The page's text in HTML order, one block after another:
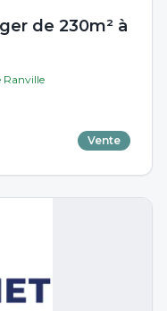
de 230m² à
Ranville
Vente